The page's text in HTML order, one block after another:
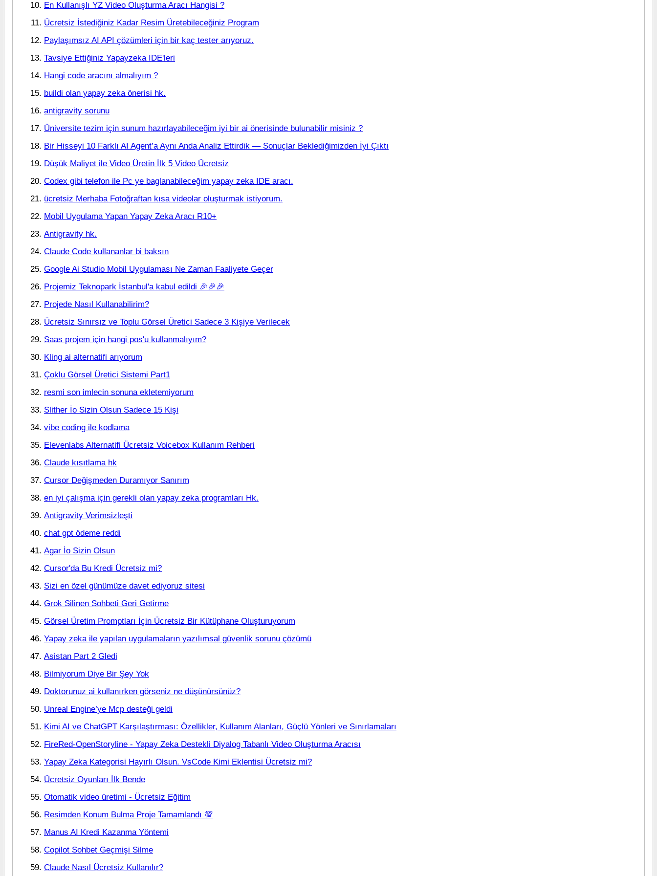
En Kullanışlı YZ Video Oluşturma Aracı Hangisi ?
Ücretsiz İstediğiniz Kadar Resim Üretebileceğiniz Program
Paylaşımsız AI API çözümleri için bir kaç tester arıyoruz.
Tavsiye Ettiğiniz Yapayzeka IDE'leri
Hangi code aracını almalıyım ?
buildi olan yapay zeka önerisi hk.
antigravity sorunu
Üniversite tezim için sunum hazırlayabileceğim iyi bir ai önerisinde bulunabilir misiniz ?
Bir Hisseyi 10 Farklı AI Agent’a Aynı Anda Analiz Ettirdik — Sonuçlar Beklediğimizden İyi Çıktı
Düşük Maliyet ile Video Üretin İlk 5 Video Ücretsiz
Codex gibi telefon ile Pc ye baglanabileceğim yapay zeka IDE aracı.
ücretsiz Merhaba Fotoğraftan kısa videolar oluşturmak istiyorum.
Mobil Uygulama Yapan Yapay Zeka Aracı R10+
Antigravity hk.
Claude Code kullananlar bi baksın
Google Ai Studio Mobil Uygulaması Ne Zaman Faaliyete Geçer
Projemiz Teknopark İstanbul'a kabul edildi 🎉🎉🎉
Projede Nasıl Kullanabilirim?
Ücretsiz Sınırsız ve Toplu Görsel Üretici Sadece 3 Kişiye Verilecek
Saas projem için hangi pos'u kullanmalıyım?
Kling ai alternatifi arıyorum
Çoklu Görsel Üretici Sistemi Part1
resmi son imlecin sonuna ekletemiyorum
Slither İo Sizin Olsun Sadece 15 Kişi
vibe coding ile kodlama
Elevenlabs Alternatifi Ücretsiz Voicebox Kullanım Rehberi
Claude kısıtlama hk
Cursor Değişmeden Duramıyor Sanırım
en iyi çalışma için gerekli olan yapay zeka programları Hk.
Antigravity Verimsizleşti
chat gpt ödeme reddi
Agar İo Sizin Olsun
Cursor'da Bu Kredi Ücretsiz mi?
Sizi en özel günümüze davet ediyoruz sitesi
Grok Silinen Sohbeti Geri Getirme
Görsel Üretim Promptları İçin Ücretsiz Bir Kütüphane Oluşturuyorum
Yapay zeka ile yapılan uygulamaların yazılımsal güvenlik sorunu çözümü
Asistan Part 2 Gledi
Bilmiyorum Diye Bir Şey Yok
Doktorunuz ai kullanırken görseniz ne düşünürsünüz?
Unreal Engine’ye Mcp desteği geldi
Kimi AI ve ChatGPT Karşılaştırması: Özellikler, Kullanım Alanları, Güçlü Yönleri ve Sınırlamaları
FireRed-OpenStoryline - Yapay Zeka Destekli Diyalog Tabanlı Video Oluşturma Aracısı
Yapay Zeka Kategorisi Hayırlı Olsun. VsCode Kimi Eklentisi Ücretsiz mi?
Ücretsiz Oyunları İlk Bende
Otomatik video üretimi - Ücretsiz Eğitim
Resimden Konum Bulma Proje Tamamlandı 💯
Manus AI Kredi Kazanma Yöntemi
Copilot Sohbet Geçmişi Silme
Claude Nasıl Ücretsiz Kullanılır?